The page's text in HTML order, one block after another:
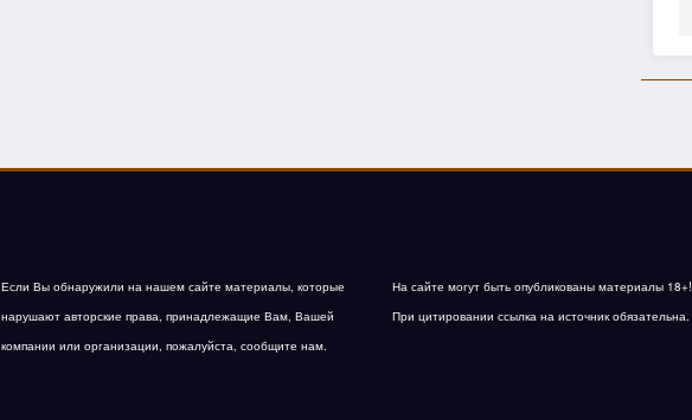
Если Вы обнаружили на нашем сайте материалы, которые
нарушают авторские права, принадлежащие Вам, Вашей
компании или организации, пожалуйста, сообщите нам.
На сайте могут быть опубликованы материалы 18+!
При цитировании ссылка на источник обязательна.